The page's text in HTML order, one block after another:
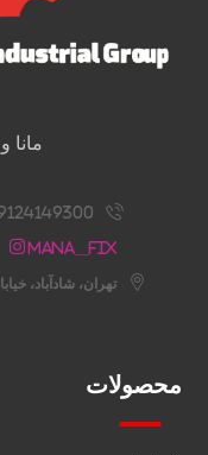
مانا
Mana__fix
محصولات